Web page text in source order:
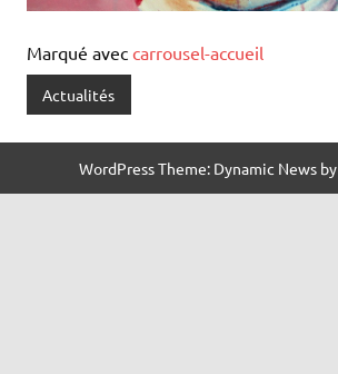
Marqué avec carrousel-accueil
Actualités
WordPress Theme: Dynamic News